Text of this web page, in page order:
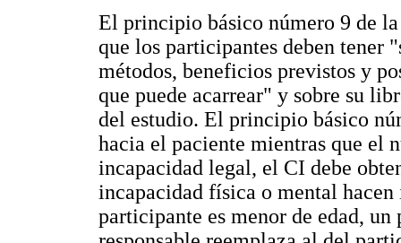
El principio básico número 9 de
que los participantes deben
métodos, beneficios previstos y
que puede acarrear" y sobre su
del estudio. El principio básico
hacia el paciente mientras que el
incapacidad legal, el CI debe
incapacidad física o mental
participante es menor de edad,